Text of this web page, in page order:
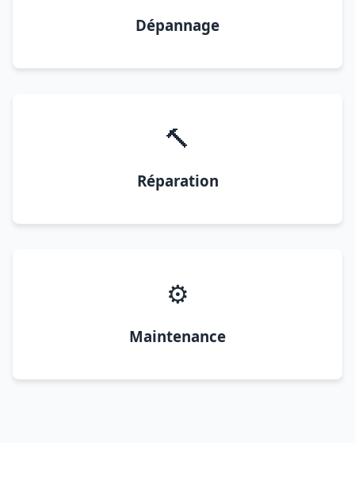
Dépannage
🔨
Réparation
⚙️
Maintenance